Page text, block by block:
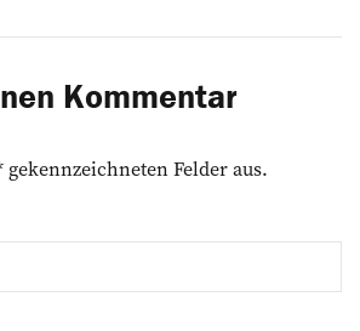
Kommentar
Felder aus.